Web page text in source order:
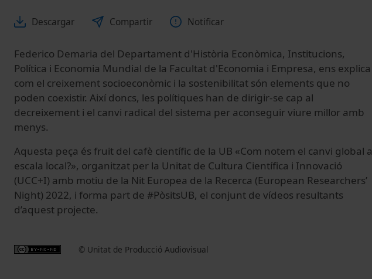
Descargar Compartir Notificar
Federico Demaria del Departament d'Història Econòmica, Institucions,
Política i Economia Mundial de la Facultat d'Economia i Empresa, ens explica
com el creixement socioeconòmic i la sostenibilitat són elements que no
poden coexistir. Així doncs, les polítiques han de dirigir-se cap al
decreixement i el canvi radical del sistema per aconseguir viure millor amb
menys.
Aquesta peça és fruit del cafè científic de la UB «Com notem el canvi global a
escala local?», organitzat per la Unitat de Cultura Científica i Innovació
(UCC+I) amb motiu de la Nit Europea de la Recerca (European Researchers’
Night) 2022, i forma part de #PòsitsUB, el conjunt de vídeos resultants
d’aquest projecte.
© Unitat de Producció Audiovisual